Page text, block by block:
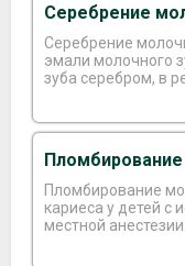
Серебрение
Серебрение молочных зубов –
эмали молочного
зуба серебром, в
Пломбирование
кариеса у детей с
местной анестезии.